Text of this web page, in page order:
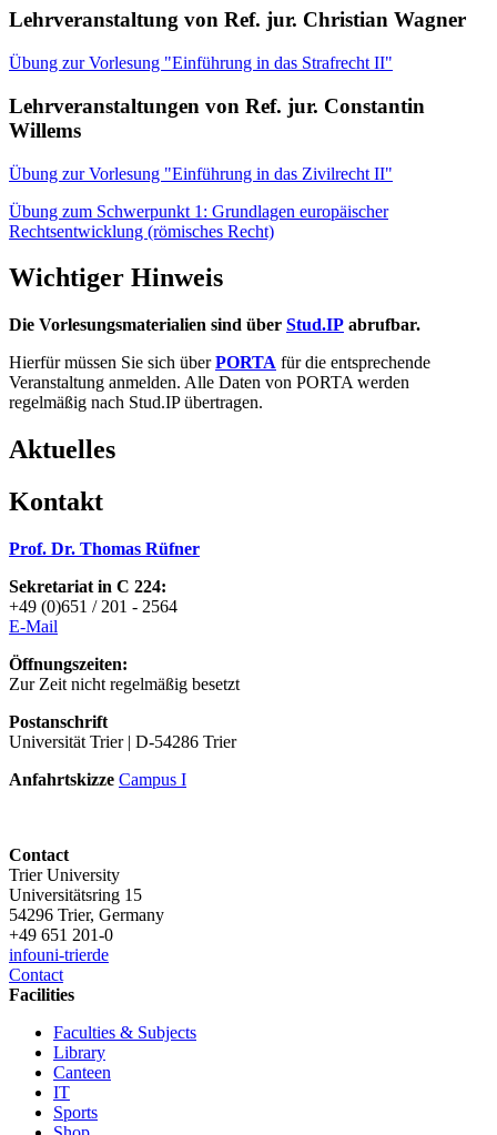
Lehrveranstaltung von Ref. jur. Christian Wagner
Übung zur Vorlesung "Einführung in das Strafrecht II"
Lehrveranstaltungen von Ref. jur. Constantin
Willems
Übung zur Vorlesung "Einführung in das Zivilrecht II"
Übung zum Schwerpunkt 1: Grundlagen europäischer
Rechtsentwicklung (römisches Recht)
Wichtiger Hinweis
Die Vorlesungsmaterialien sind über Stud.IP abrufbar.
Hierfür müssen Sie sich über PORTA für die entsprechende
Veranstaltung anmelden. Alle Daten von PORTA werden
regelmäßig nach Stud.IP übertragen.
Aktuelles
Kontakt
Prof. Dr. Thomas Rüfner
Sekretariat in C 224:
+49 (0)651 / 201 - 2564
E-Mail
Öffnungszeiten:
Zur Zeit nicht regelmäßig besetzt
Postanschrift
Universität Trier | D-54286 Trier
Anfahrtskizze Campus I
Contact
Trier University
Universitätsring 15
54296 Trier, Germany
+49 651 201-0
infouni-trierde
Contact
Facilities
Faculties & Subjects
Library
Canteen
IT
Sports